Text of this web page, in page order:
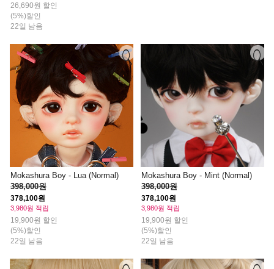
26,690원 할인
(5%)할인
22일 남음
Mokashura Boy - Lua (Normal)
398,000원
378,100원
3,980원 적립
19,900원 할인
(5%)할인
22일 남음
Mokashura Boy - Mint (Normal)
398,000원
378,100원
3,980원 적립
19,900원 할인
(5%)할인
22일 남음